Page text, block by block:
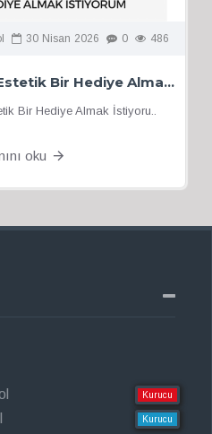
30 Nisan 2026 0 486
Fransa’da Sevgilime Estetik Bir Hediye Almak İstiyorum
Bir Hediye Almak İstiyoru..
oku
Kurucu
Kurucu